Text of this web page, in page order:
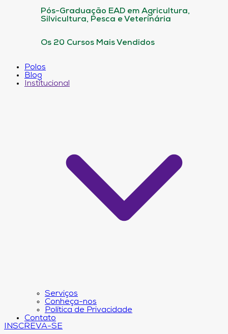
Pós-Graduação EAD em Agricultura,
Silvicultura, Pesca e Veterinária
Os 20 Cursos Mais Vendidos
Polos
Blog
Institucional
Serviços
Conheça-nos
Política de Privacidade
Contato
INSCREVA-SE